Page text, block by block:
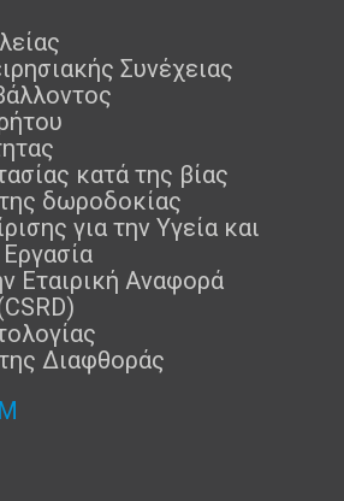
Συνέχειας
κατά της βίας
δωροδοκίας
για την Υγεία και
Εταιρική Αναφορά
Διαφθοράς